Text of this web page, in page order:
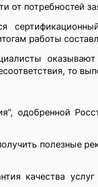
от потребностей
работы
то
одобренной
полезные
качества